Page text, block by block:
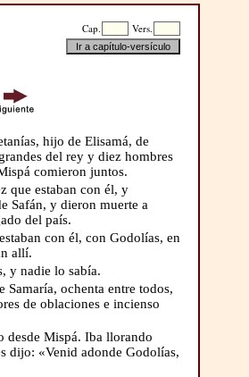
Cap. Vers.
hijo de Elisamá, de
del rey y diez hombres
comieron juntos.
que estaban con él, y
Safán, y dieron muerte a
del país.
con él, con Godolías, en
allí.
y nadie lo sabía.
ochenta entre todos,
de oblaciones e incienso
desde Mispá. Iba llorando
dijo: «Venid adonde Godolías,